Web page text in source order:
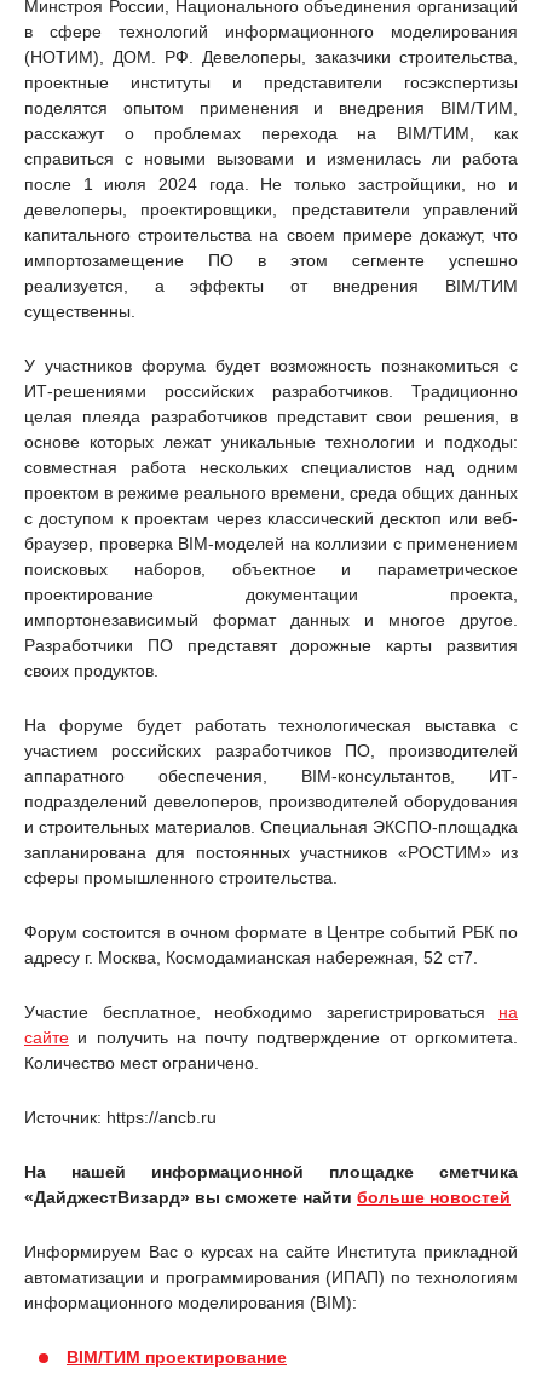
Минстроя России, Национального объединения организаций
в сфере технологий информационного моделирования
(НОТИМ), ДОМ. РФ. Девелоперы, заказчики строительства,
проектные институты и представители госэкспертизы
поделятся опытом применения и внедрения BIM/ТИМ,
расскажут о проблемах перехода на BIM/ТИМ, как
справиться с новыми вызовами и изменилась ли работа
после 1 июля 2024 года. Не только застройщики, но и
девелоперы, проектировщики, представители управлений
капитального строительства на своем примере докажут, что
импортозамещение ПО в этом сегменте успешно
реализуется, а эффекты от внедрения BIM/ТИМ
существенны.
У участников форума будет возможность познакомиться с
ИТ-решениями российских разработчиков. Традиционно
целая плеяда разработчиков представит свои решения, в
основе которых лежат уникальные технологии и подходы:
совместная работа нескольких специалистов над одним
проектом в режиме реального времени, среда общих данных
с доступом к проектам через классический десктоп или веб-
браузер, проверка BIM-моделей на коллизии с применением
поисковых наборов, объектное и параметрическое
проектирование документации проекта,
импортонезависимый формат данных и многое другое.
Разработчики ПО представят дорожные карты развития
своих продуктов.
На форуме будет работать технологическая выставка с
участием российских разработчиков ПО, производителей
аппаратного обеспечения, BIM-консультантов, ИТ-
подразделений девелоперов, производителей оборудования
и строительных материалов. Специальная ЭКСПО-площадка
запланирована для постоянных участников «РОСТИМ» из
сферы промышленного строительства.
Форум состоится в очном формате в Центре событий РБК по
адресу г. Москва, Космодамианская набережная, 52 ст7.
Участие бесплатное, необходимо зарегистрироваться на
сайте и получить на почту подтверждение от оргкомитета.
Количество мест ограничено.
Источник: https://ancb.ru
На нашей информационной площадке сметчика
«ДайджестВизард» вы сможете найти больше новостей
Информируем Вас о курсах на сайте Института прикладной
автоматизации и программирования (ИПАП) по технологиям
информационного моделирования (BIM):
BIM/ТИМ проектирование